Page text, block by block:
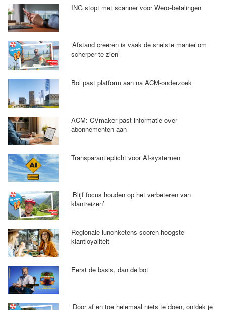
ING stopt met scanner voor Wero-betalingen
‘Afstand creëren is vaak de snelste manier om
scherper te zien’
Bol past platform aan na ACM-onderzoek
ACM: CVmaker past informatie over
abonnementen aan
Transparantieplicht voor AI-systemen
‘Blijf focus houden op het verbeteren van
klantreizen’
Regionale lunchketens scoren hoogste
klantloyaliteit
Eerst de basis, dan de bot
‘Door af en toe helemaal niets te doen, ontdek je